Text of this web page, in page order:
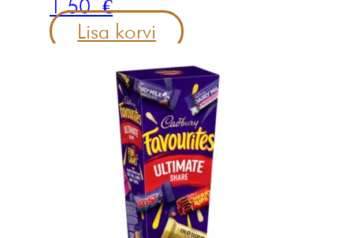
1.50€
Lisa korvi